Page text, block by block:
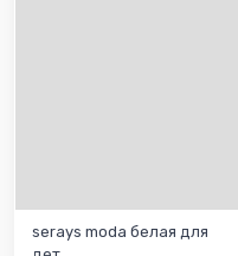
serays moda белая для